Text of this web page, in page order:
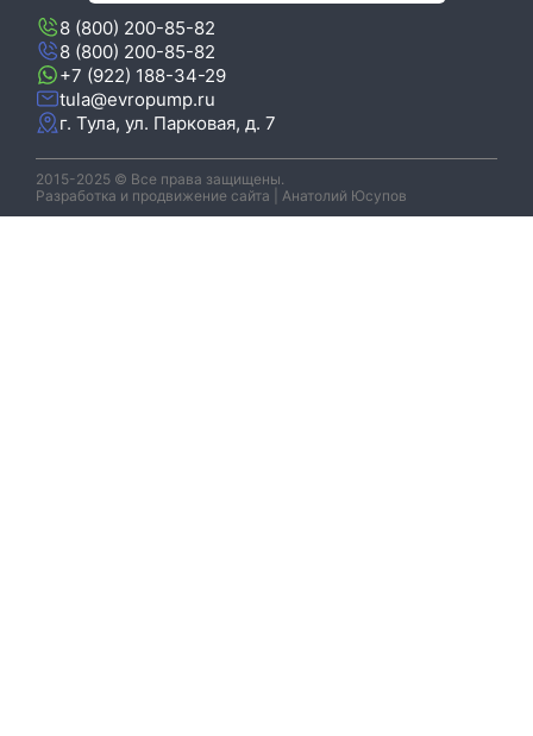
8 (800) 200-85-82
8 (800) 200-85-82
+7 (922) 188-34-29
tula@evropump.ru
г. Тула,​ ул. Парковая, д. 7
2015-2025 © Все права защищены.
Разработка и продвижение сайта | Анатолий Юсупов